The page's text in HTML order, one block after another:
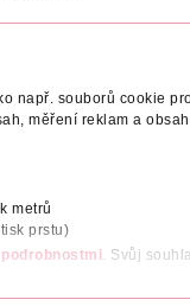
např. souborů cookie
měření reklam a
metrů
prstu)
. Svůj
DO KOŠÍKU
a kořeněných